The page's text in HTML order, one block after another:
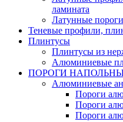
ламината
Латунные пороги
Теневые профили,
Плинтусы
Плинтусы из
Алюминиевые
ПОРОГИ
Алюминиевые
Пороги
Пороги
Пороги